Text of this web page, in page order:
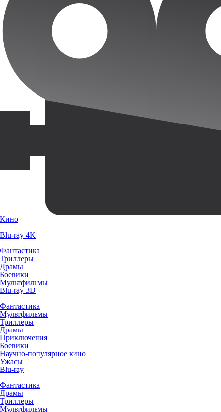
Кино
Blu-ray 4K
Фантастика
Триллеры
Драмы
Боевики
Мультфильмы
Blu-ray 3D
Фантастика
Мультфильмы
Триллеры
Драмы
Приключения
Боевики
Научно-популярное кино
Ужасы
Blu-ray
Фантастика
Драмы
Триллеры
Мультфильмы